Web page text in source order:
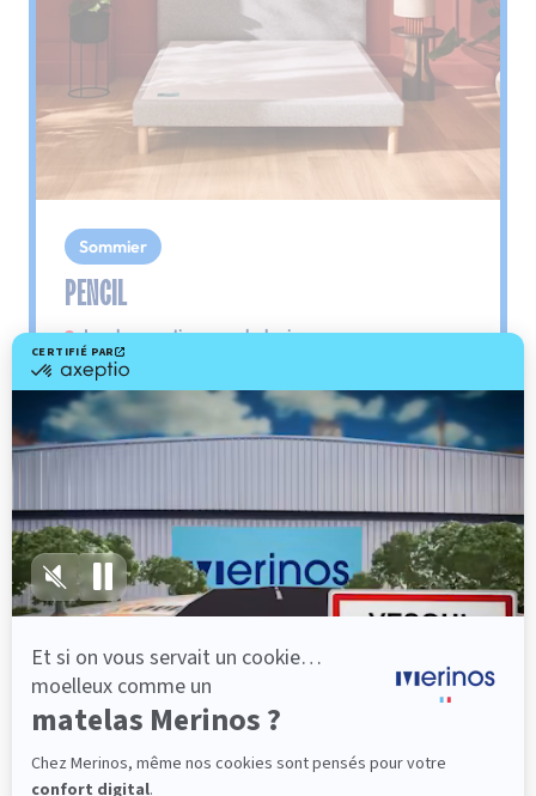
Sommier
PENCIL
Le plus : soutien morphologique
Grâce à ses 3 zones de confort, le sommier
Pencil vous assure tout son soutien. Avec les
épaules, le dos et le bassin qui reposent sur ses
lattes, vous évitez les douleurs au petit matin.
Découvrir